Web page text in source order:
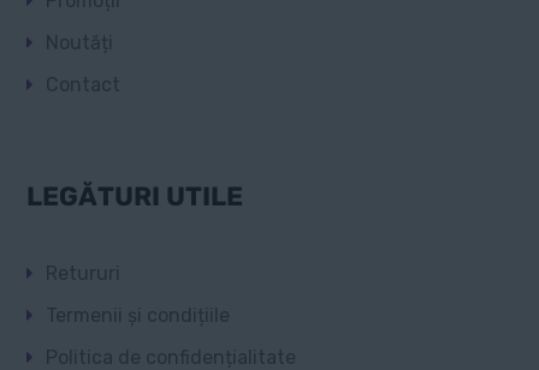
Noutăți
Contact
LEGĂTURI UTILE
Retururi
Termenii și condițiile
Politica de confidențialitate